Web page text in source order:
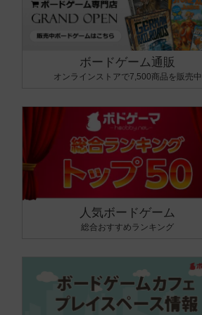
ボードゲーム通販
オンラインストアで7,500商品を販売中
人気ボードゲーム
総合おすすめランキング